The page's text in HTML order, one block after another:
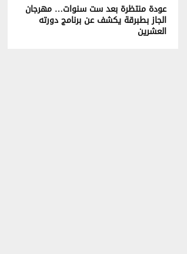
عودة منتظرة بعد ست سنوات… مهرجان
الجاز بطبرقة يكشف عن برنامج دورته
العشرين